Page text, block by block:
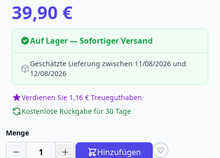
39,90 €
Auf Lager — Sofortiger Versand
Geschätzte Lieferung zwischen 11/08/2026 und
12/08/2026
Verdienen Sie 1,16 € Treueguthaben
Kostenlose Rückgabe für 30 Tage
Menge
1 Hinzufügen